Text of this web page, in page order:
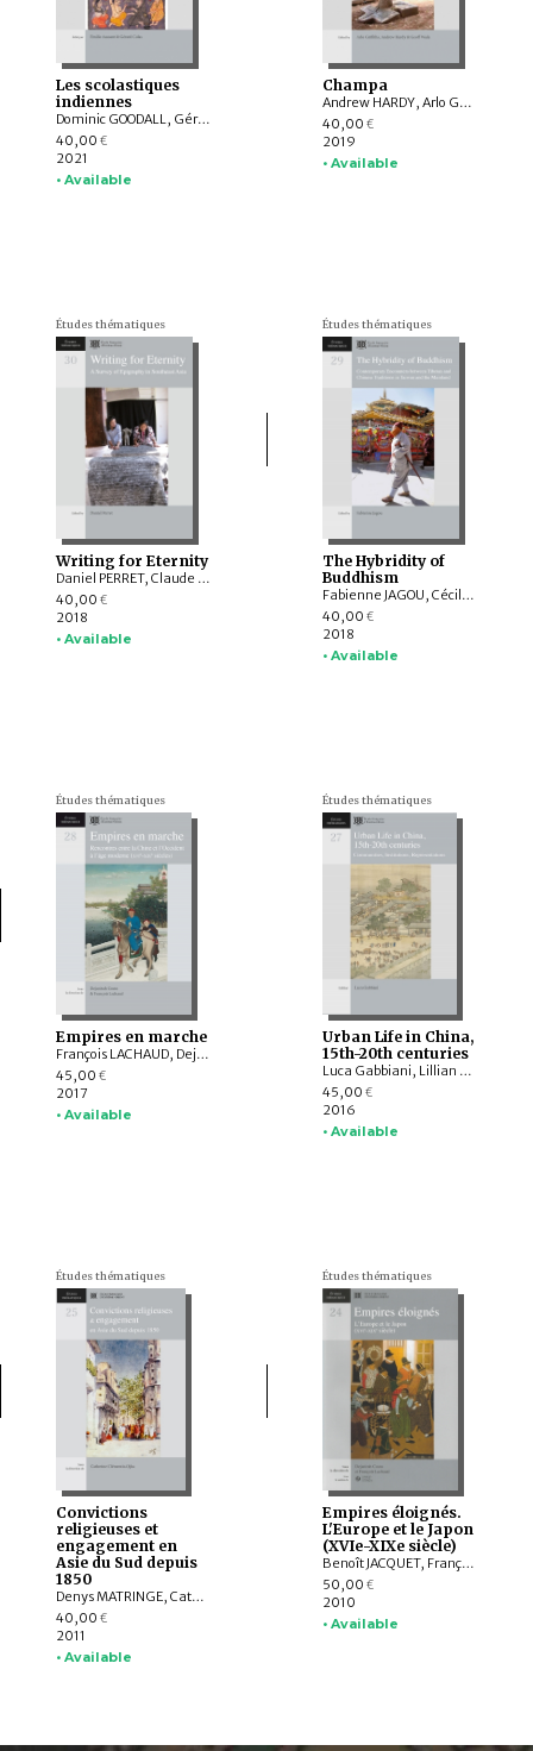
Les scolastiques
indiennes
Dominic GOODALL, Gérard COLAS, Nalini BALBIR, Hugo DAVID, Phyllis GRANOFF, Pierre-Sylvain FILLIOZAT, Collett COX, Émilie AUSSANT, Yigal BRONNER, George CARDONA, Christopher MINKOWSKI, Patrick OLIVELLE, Christof ZOTTER
40,00 €
2021
• Available
Champa
Andrew HARDY, Arlo GRIFFITHS, Pierre BAPTISTE, Amandine LEPOUTRE, William A. SOUTHWORTH, Geoff WADE, LÂM Thị Mỹ Dung, YAMAGATA Mariko, NGUYỄN Kim Dung, BÙI Chí Hoàng, Federico BAROCCO, NGUYỄN Tiến Đông, Thérèse GUYOT-BECKER, Anton O. ZAKHAROV, Mara LANDONI, John K. WHITMORE, Marc BRUNELLE, Stephen A. MURPHY, TRẦN Kỳ Phương, Parul Pandya DHAR
40,00 €
2019
• Available
Études thématiques
Writing for Eternity
Daniel PERRET, Claude GUILLOT, Ludvik KALUS, Philippe PAPIN, Claudine SALMON , Jacques P. LEIDER, Michel LORRILLARD, Arlo GRIFFITHS, Dominique SOUTIF, Julia ESTEVE, Peter SKILLING, Hadi SIDOMULYO, Tilman FRASCH, Kyaw Minn HTIN, Marek BUCHMANN, Christian BAUER, Titi Surti NASTITI, Roderick ORLINA
40,00 €
2018
• Available
Études thématiques
The Hybridity of
Buddhism
Fabienne JAGOU, Cécile CAMPERGUE, Sarah E. FRASER, Cody R. BAHIR, Ester BIANCHI, Magdalena Maria TUREK, HUANG Ying-chieh, HSIAO Chin-sung
40,00 €
2018
• Available
Études thématiques
Empires en marche
François LACHAUD, Dejanirah COUTO
45,00 €
2017
• Available
Études thématiques
Urban Life in China,
15th-20th centuries
Luca Gabbiani, Lillian M. Li, Jen-Shu Wu, Wai-yee Li, Lucie Olivová, Hui-Min Lai, JU Xi, Jerôme Bourgon, Xavier Paulès, Christian LAMOUROUX, Siyen Fei, Joanna Waley-Cohen
45,00 €
2016
• Available
Études thématiques
Convictions
religieuses et
engagement en
Asie du Sud depuis
1850
Denys MATRINGE, Catherine CLÉMENTIN-OJHA, France BHATTACHARYA, Marc GABORIEAU, Margrit PERNAU, Raphaël VOIX, Pascal TOZZI
40,00 €
2011
• Available
Études thématiques
Empires éloignés.
L'Europe et le Japon
(XVIe-XIXe siècle)
Benoît JACQUET, François LACHAUD, Frédéric GIRARD, Dejanirah COUTO, Rui Manuel LOUREIRO, Jean-Noël ROBERT, José Miguel PINTO DOS SANTOS, TAKAHASHI Hiromi, João Paulo OLIVEIRA E COSTA, Juan GIL, Annick HORIUCHI, Michel WASSERMAN, Alexandra CURVELO, Nuno VASSALO E SILVA, Cynthia VIALLE, SUZUKI Hiroyuki
50,00 €
2010
• Available